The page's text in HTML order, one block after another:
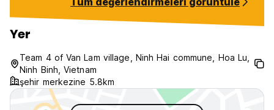
Yer
Team 4 of Van Lam village, Ninh Hai commune, Hoa Lu,
Ninh Binh, Vietnam
şehir merkezine 5.8km